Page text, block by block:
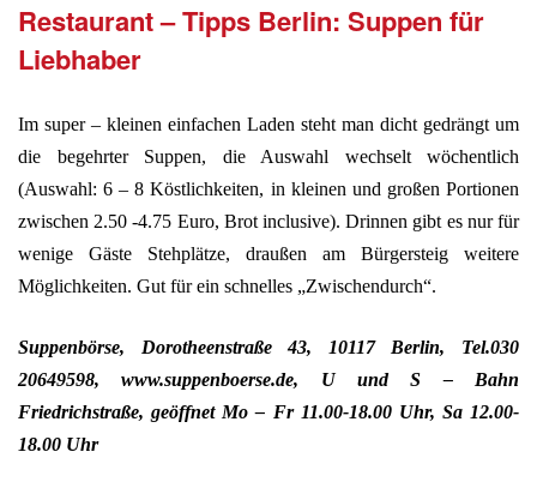
Restaurant – Tipps Berlin: Suppen für
Liebhaber
Im super – kleinen einfachen Laden steht man dicht gedrängt um
die begehrter Suppen, die Auswahl wechselt wöchentlich
(Auswahl: 6 – 8 Köstlichkeiten, in kleinen und großen Portionen
zwischen 2.50 -4.75 Euro, Brot inclusive). Drinnen gibt es nur für
wenige Gäste Stehplätze, draußen am Bürgersteig weitere
Möglichkeiten. Gut für ein schnelles „Zwischendurch“.
Suppenbörse, Dorotheenstraße 43, 10117 Berlin, Tel.030
20649598,www.suppenboerse.de, U und S – Bahn
Friedrichstraße, geöffnet Mo – Fr 11.00-18.00 Uhr, Sa 12.00-
18.00 Uhr